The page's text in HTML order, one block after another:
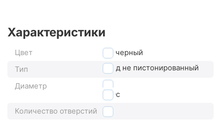
Характеристики
Цвет
черный
Тип
обод не пистонированный
Диаметр
28"
700с
Количество отверстий
32